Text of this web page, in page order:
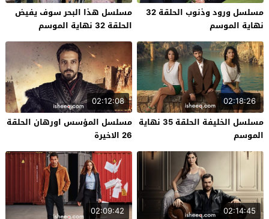
مسلسل ورود وذنوب الحلقة 32
نهاية الموسم
مسلسل هذا البحر سوف يفيض
الحلقة 32 نهاية الموسم
02:18:26
مسلسل الخليفة الحلقة 35 نهاية
الموسم
02:12:08
مسلسل المؤسس اورهان الحلقة
26 الاخيرة
02:14:45
02:09:42